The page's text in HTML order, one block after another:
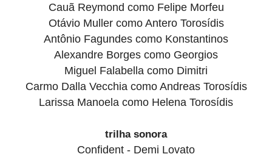
Cauã Reymond como Felipe Morfeu
Otávio Muller como Antero Torosídis
Antônio Fagundes como Konstantinos
Alexandre Borges como Georgios
Miguel Falabella como Dimitri
Carmo Dalla Vecchia como Andreas Torosídis
Larissa Manoela como Helena Torosídis
trilha sonora
Confident - Demi Lovato